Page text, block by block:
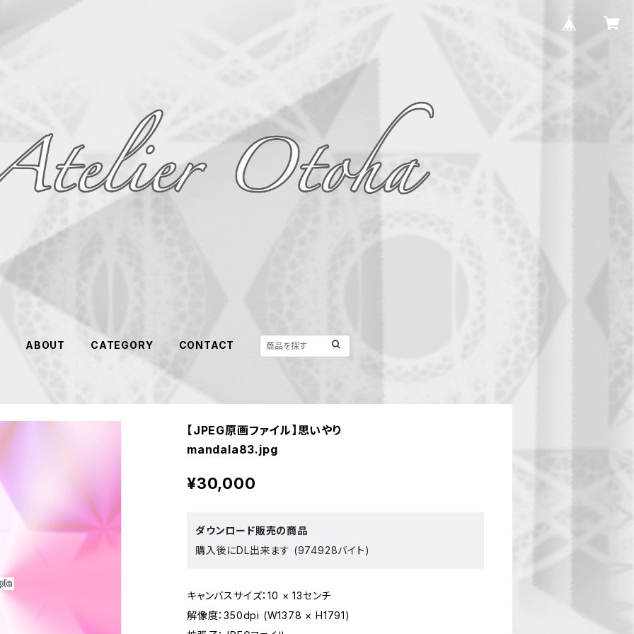
ABOUT CATEGORY CONTACT
【JPEG原画ファイル】思いやり
mandala83.jpg
¥30,000
ダウンロード販売の商品
購入後にDL出来ます (974928バイト)
キャンバスサイズ：10 × 13センチ
解像度：350dpi (W1378 × H1791)